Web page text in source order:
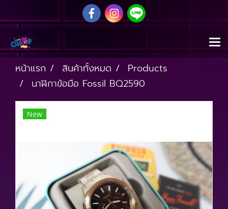
หน้าแรก สินค้าทั้งหมด
Products
นาฬิกาข้อมือ Fossil BQ2590
New